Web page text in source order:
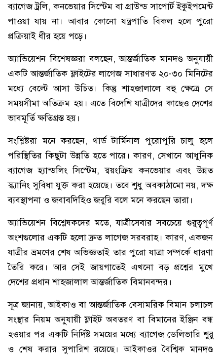
ব্যাগেজ ট্রলি, কনভেয়ার সিস্টেম বা গ্রাউন্ড সাপোর্ট ইকুইপমেন্ট
পাওয়া যায় না। আবার কোনো যন্ত্রপাতি বিকল হলে পুরো
প্রক্রিয়াই ধীর হয়ে পড়ে।
অ্যাভিয়েশন বিশেষজ্ঞরা বলছেন, আন্তর্জাতিক মানদণ্ড অনুযায়ী
একটি আন্তর্জাতিক ফ্লাইটের লাগেজ সাধারণত ২০-৩০ মিনিটের
মধ্যে বেল্টে আসা উচিত। কিন্তু শাহজালালে বহু ক্ষেত্রে সে
সময়সীমা অতিক্রম হয়। এতে বিদেশি যাত্রীদের কাছেও দেশের
ভাবমূর্তি ক্ষতিগ্রস্ত হয়।
সংশ্লিষ্টরা মনে করছেন, থার্ড টার্মিনাল পুরোপুরি চালু হলে
পরিস্থিতির কিছুটা উন্নতি হতে পারে। কারণ, সেখানে আধুনিক
ব্যাগেজ হ্যান্ডলিং সিস্টেম, স্বয়ংক্রিয় কনভেয়ার এবং উন্নত
স্ক্যানিং সুবিধা যুক্ত করা হয়েছে। তবে শুধু অবকাঠামো নয়, দক্ষ
ব্যবস্থাপনা ও জবাবদিহিও জরুরি বলে মনে করছেন তারা।
অ্যাভিয়েশন বিশ্লেষকদের মতে, যাত্রীসেবার সবচেয়ে গুরুত্বপূর্ণ
অংশগুলোর একটি হলো দ্রুত লাগেজ সরবরাহ। কারণ, একজন
যাত্রীর ভ্রমণের শেষ অভিজ্ঞতাই তার পুরো যাত্রা সম্পর্কে ধারণা
তৈরি করে। আর সেই জায়গাতেই এখনো বড় প্রশ্নের মুখে
দেশের প্রধান শাহজালাল আন্তর্জাতিক বিমানবন্দর।
সূত্র জানায়, আইকাও বা আন্তর্জাতিক বেসামরিক বিমান চলাচল
সংস্থার নিয়ম অনুযায়ী ফ্লাইট অবতরণ বা বিমানের ইঞ্জিন বন্ধ
হওয়ার পর একটি নির্দিষ্ট সময়ের মধ্যে ব্যাগেজ ডেলিভারি শুরু
ও শেষ করার সুপারিশ রয়েছে। আইকাওর বৈশ্বিক মানদণ্ড